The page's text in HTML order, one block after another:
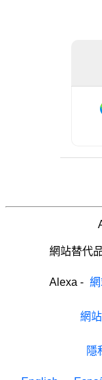
網站替代
Alexa -
網
隱